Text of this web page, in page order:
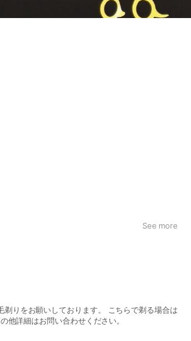
See more
剃りをお願いしております。 こちらで剃る場合は
他詳細はお問い合わせください。